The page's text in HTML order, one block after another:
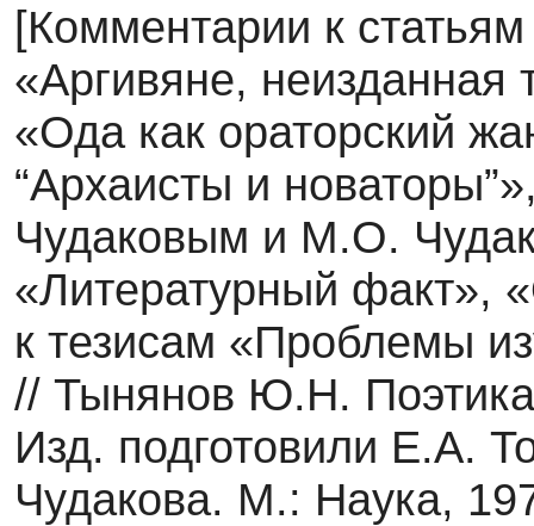
[Комментарии к
«Аргивяне, неизданная
«Ода как ораторский
“Архаисты и
Чудаковым и М.О.
«Литературный факт»,
к тезисам «Про­блемы
// Тынянов Ю.Н.
Изд. подготовили Е.А.
Чудакова. М.: Наука,